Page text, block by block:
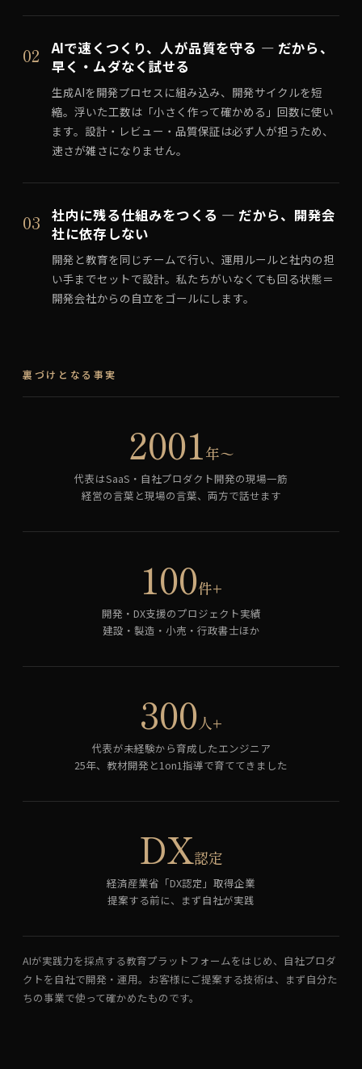
02
AIで速くつくり、人が品質を守る — だから、
早く・ムダなく試せる
生成AIを開発プロセスに組み込み、開発サイクルを短
縮。浮いた工数は「小さく作って確かめる」回数に使い
ます。設計・レビュー・品質保証は必ず人が担うため、
速さが雑さになりません。
03
社内に残る仕組みをつくる — だから、開発会
社に依存しない
開発と教育を同じチームで行い、運用ルールと社内の担
い手までセットで設計。私たちがいなくても回る状態＝
開発会社からの自立をゴールにします。
裏づけとなる事実
2001年〜
代表はSaaS・自社プロダクト開発の現場一筋
経営の言葉と現場の言葉、両方で話せます
100件+
開発・DX支援のプロジェクト実績
建設・製造・小売・行政書士ほか
300人+
代表が未経験から育成したエンジニア
25年、教材開発と1on1指導で育ててきました
DX認定
経済産業省「DX認定」取得企業
提案する前に、まず自社が実践
AIが実践力を採点する教育プラットフォームをはじめ、自社プロダ
クトを自社で開発・運用。お客様にご提案する技術は、まず自分た
ちの事業で使って確かめたものです。